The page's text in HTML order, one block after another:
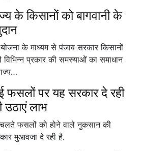
के किसानों को बागवानी के
योजना के माध्यम से पंजाब सरकार किसानों
विभिन्न प्रकार की समस्याओं का समाधान
फसलों पर यह सरकार दे रही
लाभ
चलते फसलों को होने वाले नुकसान की
मुआवजा दे रही है.